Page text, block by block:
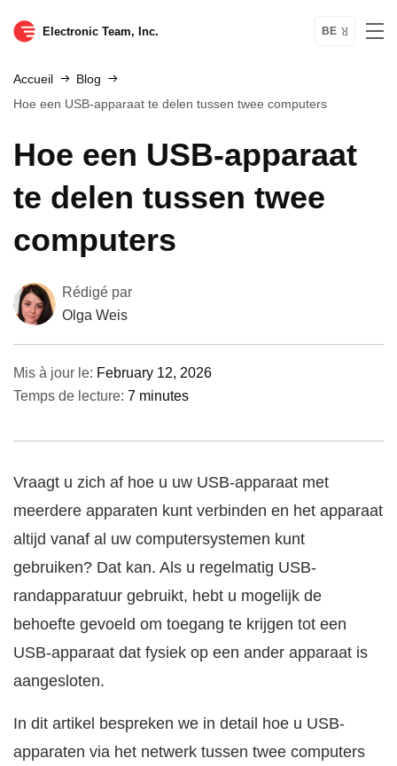
Electronic Team, Inc. BE
Accueil
Blog
Hoe een USB-apparaat te delen tussen twee computers
Hoe een USB-apparaat
te delen tussen twee
computers
Rédigé par
Olga Weis
Mis à jour le: February 12, 2026
Temps de lecture: 7 minutes
Vraagt u zich af hoe u uw USB-apparaat met
meerdere apparaten kunt verbinden en het apparaat
altijd vanaf al uw computersystemen kunt
gebruiken? Dat kan. Als u regelmatig USB-
randapparatuur gebruikt, hebt u mogelijk de
behoefte gevoeld om toegang te krijgen tot een
USB-apparaat dat fysiek op een ander apparaat is
aangesloten.
In dit artikel bespreken we in detail hoe u USB-
apparaten via het netwerk tussen twee computers